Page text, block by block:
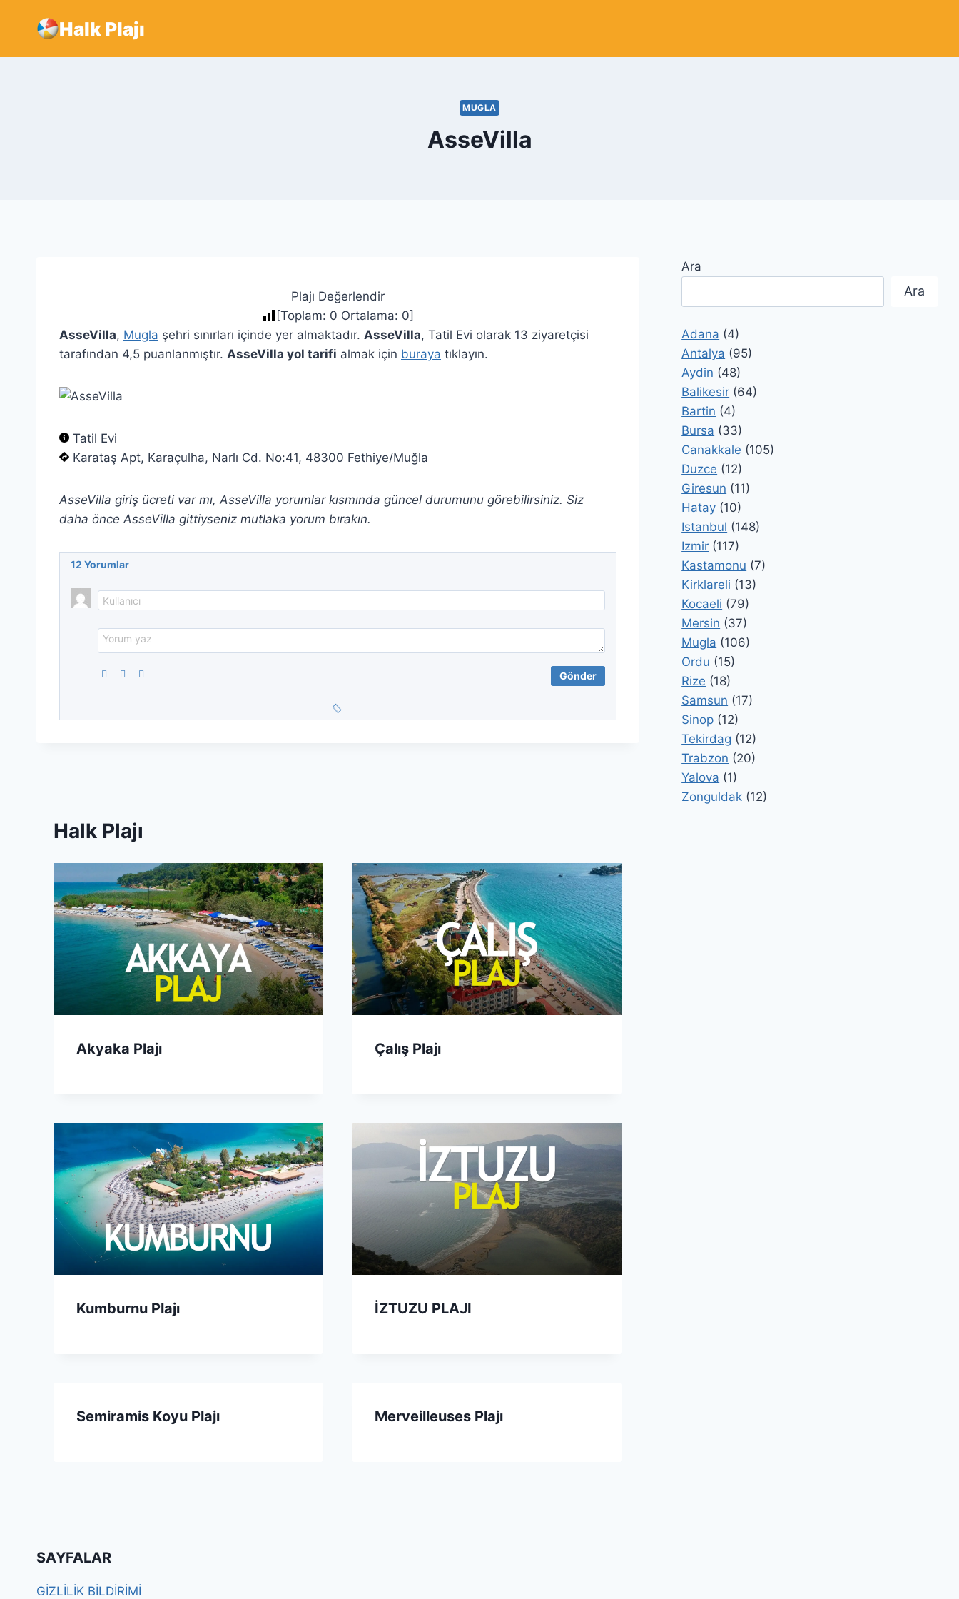
Halk Plajı
MUGLA
AsseVilla
Plajı Değerlendir
[Toplam: 0 Ortalama: 0]
AsseVilla, Mugla şehri sınırları içinde yer almaktadır. AsseVilla, Tatil Evi olarak 13 ziyaretçisi
tarafından 4,5 puanlanmıştır. AsseVilla yol tarifi almak için buraya tıklayın.
Tatil Evi
Karataş Apt, Karaçulha, Narlı Cd. No:41, 48300 Fethiye/Muğla
AsseVilla giriş ücreti var mı, AsseVilla yorumlar kısmında güncel durumunu görebilirsiniz. Siz
daha önce AsseVilla gittiyseniz mutlaka yorum bırakın.
12 Yorumlar
Halk Plajı
Akyaka Plajı Çalış Plajı
Kumburnu Plajı İZTUZU PLAJI
Semiramis Koyu Plajı Merveilleuses Plajı
Ara
Ara
Adana (4)
Antalya (95)
Aydin (48)
Balikesir (64)
Bartin (4)
Bursa (33)
Canakkale (105)
Duzce (12)
Giresun (11)
Hatay (10)
Istanbul (148)
Izmir (117)
Kastamonu (7)
Kirklareli (13)
Kocaeli (79)
Mersin (37)
Mugla (106)
Ordu (15)
Rize (18)
Samsun (17)
Sinop (12)
Tekirdag (12)
Trabzon (20)
Yalova (1)
Zonguldak (12)
SAYFALAR
GİZLİLİK BİLDİRİMİ